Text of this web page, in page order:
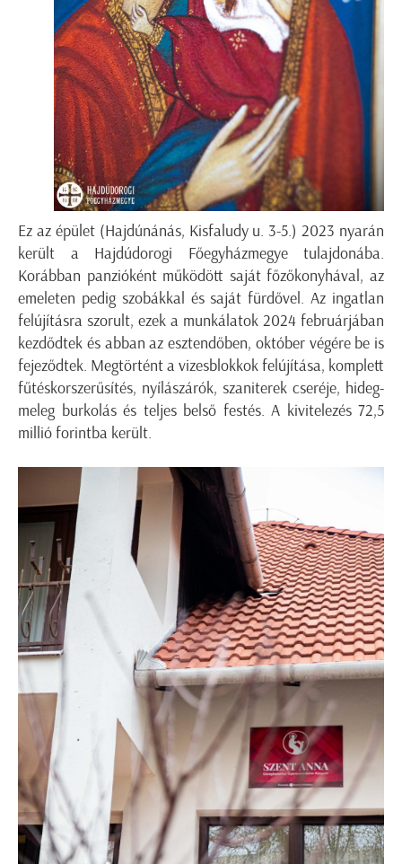
Ez az épület (Hajdúnánás, Kisfaludy u. 3-5.) 2023 nyarán
került a Hajdúdorogi Főegyházmegye tulajdonába.
Korábban panzióként működött saját főzőkonyhával, az
emeleten pedig szobákkal és saját fürdővel. Az ingatlan
felújításra szorult, ezek a munkálatok 2024 februárjában
kezdődtek és abban az esztendőben, október végére be is
fejeződtek. Megtörtént a vizesblokkok felújítása, komplett
fűtéskorszerűsítés, nyílászárók, szaniterek cseréje, hideg-
meleg burkolás és teljes belső festés. A kivitelezés 72,5
millió forintba került.